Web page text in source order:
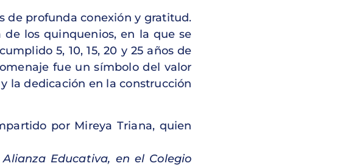
de profunda conexión y gratitud.
los quinquenios, en la que se
5, 10, 15, 20 y 25 años de
fue un símbolo del valor
la dedicación en la construcción
por Mireya Triana, quien
Educativa, en el Colegio